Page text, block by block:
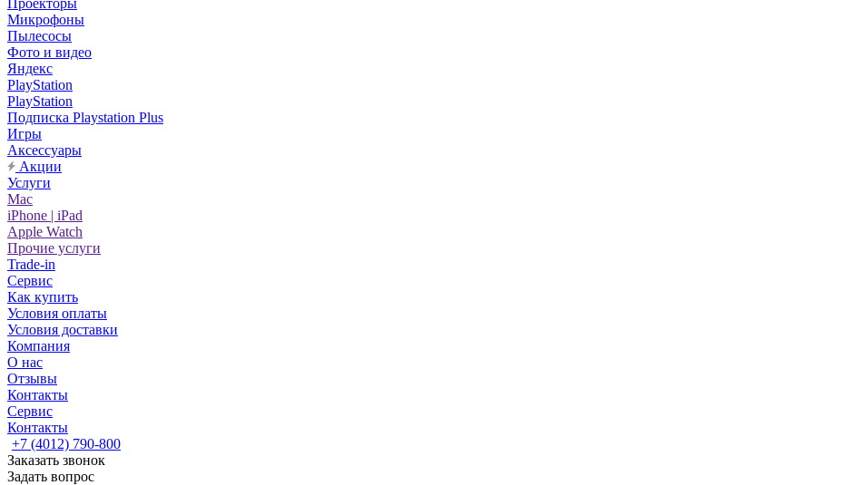
Проекторы
Микрофоны
Пылесосы
Фото и видео
Яндекс
PlayStation
PlayStation
Подписка Playstation Plus
Игры
Аксессуары
Акции
Услуги
Mac
iPhone | iPad
Apple Watch
Прочие услуги
Trade-in
Сервис
Как купить
Условия оплаты
Условия доставки
Компания
О нас
Отзывы
Контакты
Сервис
Контакты
+7 (4012) 790-800
Заказать звонок
Задать вопрос